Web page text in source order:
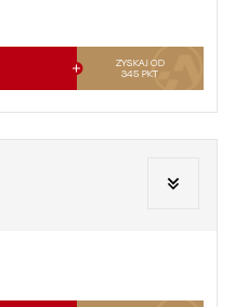
ZYSKAJ OD
345 PKT